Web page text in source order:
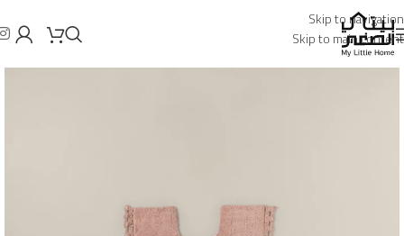
Skip to navigation
Skip to main content